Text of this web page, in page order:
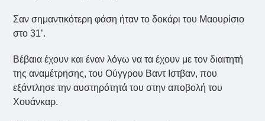
Σαν σημαντικότερη φάση ήταν το δοκάρι του Μαουρίσιο
στο 31’.
Βέβαια έχουν και έναν λόγω να τα έχουν με τον διαιτητή
της αναμέτρησης, του Ούγγρου Βαντ Ιστβαν, που
εξάντλησε την αυστηρότητά του στην αποβολή του
Χουάνκαρ.